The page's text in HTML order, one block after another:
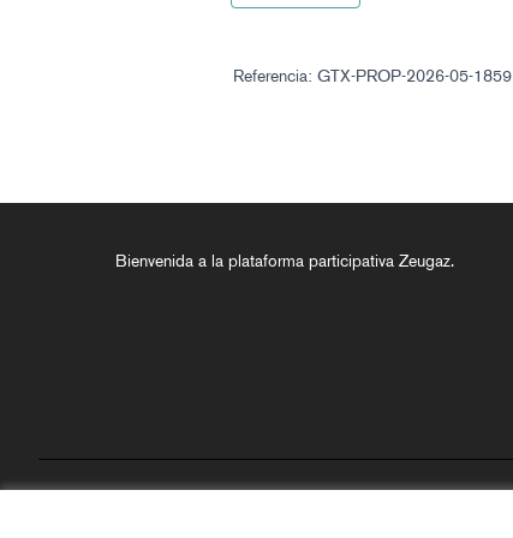
Referencia: GTX-PROP-2026-05-1859
Bienvenida a la plataforma participativa Zeugaz.